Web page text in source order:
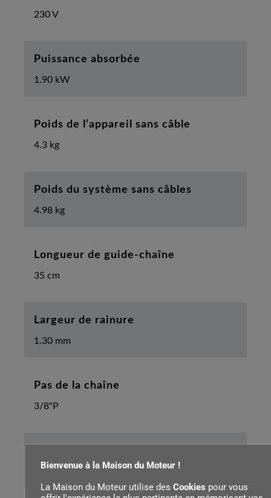
230 V
Puissance absorbée
1.90 kW
Poids de l’appareil sans câble
4.3 kg
Poids du système sans câbles
4.98 kg
Longueur de guide-chaîne
35 cm
Largeur de rainure
1.30 mm
Pas de la chaîne
3/8"P
0.4 m
Bienvenue à la Maison du Moteur !
La Maison du Moteur utilise des Cookies pour vous